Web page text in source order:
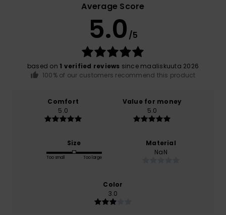
Average Score
5.0 /5
based on 1 verified reviews since maaliskuuta 2026
100% of our customers recommend this product
Comfort
5.0
Value for money
5.0
Size
Too small Too large
Material
NaN
Color
3.0